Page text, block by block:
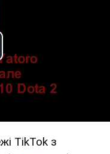
Video
TikTok з